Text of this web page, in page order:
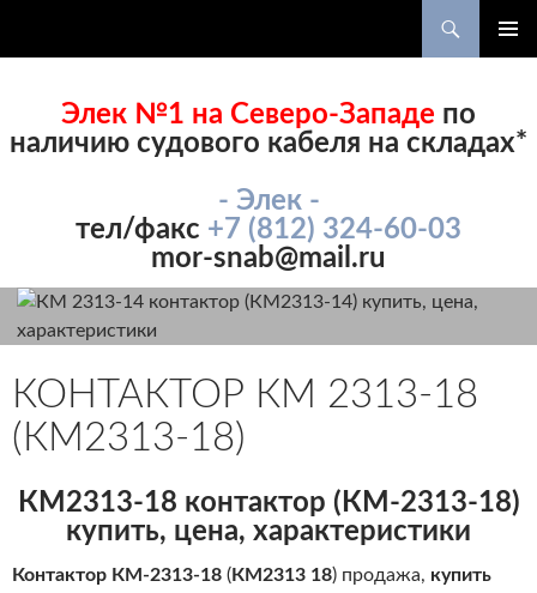
СОДЕРЖИМОМУ
Элек №1 на Северо-Западе по
наличию судового кабеля на складах*
- Элек -
тел/факс +7 (812) 324-60-03
mor-snab@mail.ru
КОНТАКТОР КМ 2313-18
(КМ2313-18)
КМ2313-18 контактор (КМ-2313-18)
купить, цена, характеристики
Контактор КМ-2313-18 (КМ2313 18) продажа, купить